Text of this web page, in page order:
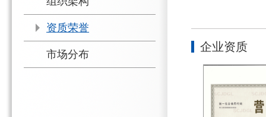
资质荣誉
市场分布
企业资质